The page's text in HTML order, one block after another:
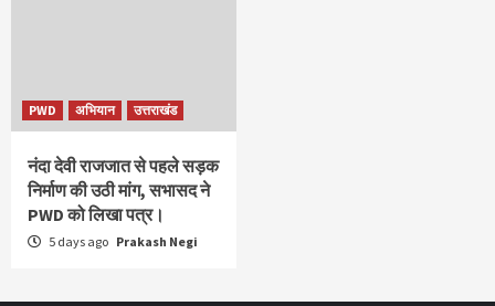
PWD अभियान उत्तराखंड
नंदा देवी राजजात से पहले सड़क
निर्माण की उठी मांग, सभासद ने
PWD को लिखा पत्र।
5 days ago Prakash Negi